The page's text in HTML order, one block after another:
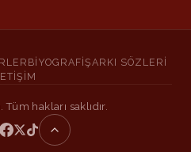
BIYOGRAFIŞARKI SÖZLERI
Tüm hakları saklıdır.